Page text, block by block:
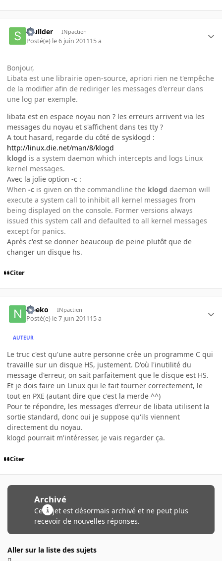
scullder INpactien
Posté(e) le 6 juin 201115 a
Bonjour,
Libata est une librairie open-source, apriori rien ne t'empêche
de la modifier afin de rediriger les messages d'erreur dans
une log par exemple.
libata est en espace noyau non ? les erreurs arrivent via les
messages du noyau et s'affichent dans tes tty ?
A tout hasard, regarde du côté de sysklogd :
http://linux.die.net/man/8/klogd
klogd is a system daemon which intercepts and logs Linux
kernel messages.
Avec la jolie option -c :
When -c is given on the commandline the klogd daemon will
execute a system call to inhibit all kernel messages from
being displayed on the console. Former versions always
issued this system call and defaulted to all kernel messages
except for panics.
Après c'est se donner beaucoup de peine plutôt que de
changer un disque hs.
Citer
Neeko INpactien
Posté(e) le 7 juin 201115 a
AUTEUR
Le truc c'est qu'une autre personne crée un programme C qui
travaille sur un disque HS, justement. D'où l'inutilité du
message d'erreur, on sait parfaitement que le disque est HS.
Et je dois faire un Linux qui le fait tourner correctement, le
tout en PXE (autant dire que c'est la merde ^^)
Pour te répondre, les messages d'erreur de libata utilisent la
sortie standard, donc oui je suppose qu'ils viennent
directement du noyau.
klogd pourrait m'intéresser, je vais regarder ça.
Citer
Archivé
Ce sujet est désormais archivé et ne peut plus
recevoir de nouvelles réponses.
Aller sur la liste des sujets